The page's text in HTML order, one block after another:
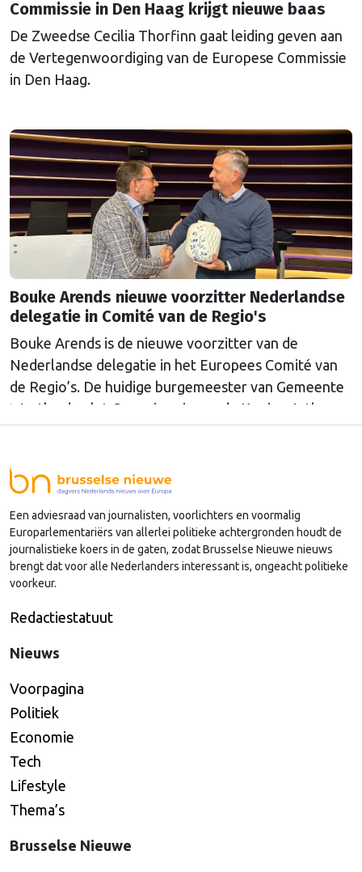
Commissie in Den Haag krijgt nieuwe baas
De Zweedse Cecilia Thorfinn gaat leiding geven aan
de Vertegenwoordiging van de Europese Commissie
in Den Haag.
Bouke Arends nieuwe voorzitter Nederlandse
delegatie in Comité van de Regio's
Bouke Arends is de nieuwe voorzitter van de
Nederlandse delegatie in het Europees Comité van
de Regio’s. De huidige burgemeester van Gemeente
Westland volgt Commissaris van de Koning Arthur
Nederlandse regio’s behoorlijk succesvol in hun
lobby in Brussel, en dat komt vooral omdat …
Continued
Een adviesraad van journalisten, voorlichters en voormalig
Europarlementariërs van allerlei politieke achtergronden houdt de
journalistieke koers in de gaten, zodat Brusselse Nieuwe nieuws
brengt dat voor alle Nederlanders interessant is, ongeacht politieke
voorkeur.
Redactiestatuut
Nieuws
Voorpagina
Politiek
Economie
Tech
Lifestyle
Thema’s
Brusselse Nieuwe